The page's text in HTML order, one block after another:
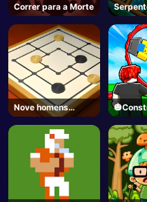
Correr para a Morte
Nove homens
Morris
-